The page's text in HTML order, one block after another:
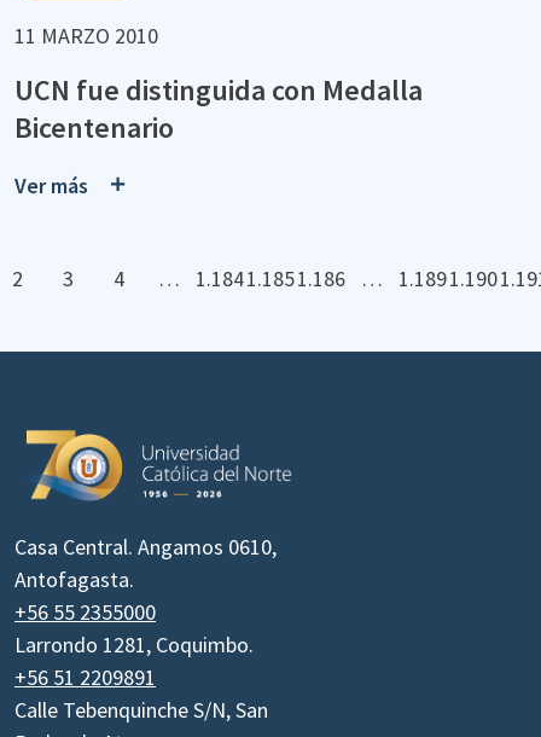
11 MARZO 2010
UCN fue distinguida con Medalla
Bicentenario
Ver más
2 3 4 … 1.1841.1851.186 … 1.1891.190
Casa Central. Angamos 0610,
Antofagasta.
+56 55 2355000
Larrondo 1281, Coquimbo.
+56 51 2209891
Calle Tebenquinche S/N, San